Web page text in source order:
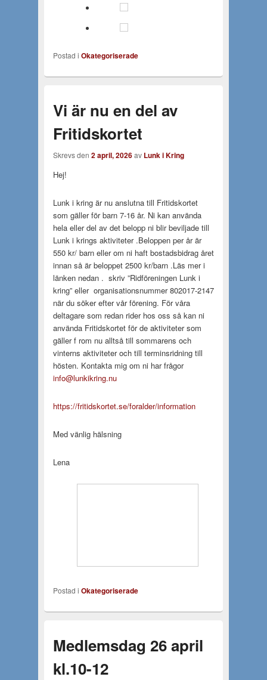
Postad i Okategoriserade
Vi är nu en del av
Fritidskortet
Skrevs den 2 april, 2026av Lunk i Kring
Hej!
Lunk i kring är nu anslutna till Fritidskortet
som gäller för barn 7-16 år. Ni kan använda
hela eller del av det belopp ni blir beviljade till
Lunk i krings aktiviteter .Beloppen per år är
550 kr/ barn eller om ni haft bostadsbidrag året
innan så är beloppet 2500 kr/barn .Läs mer i
länken nedan . skriv ”Ridföreningen Lunk i
kring” eller organisationsnummer 802017-2147
när du söker efter vår förening. För våra
deltagare som redan rider hos oss så kan ni
använda Fritidskortet för de aktiviteter som
gäller f rom nu alltså till sommarens och
vinterns aktiviteter och till terminsridning till
hösten. Kontakta mig om ni har frågor
info@lunkikring.nu
https://fritidskortet.se/foralder/information
Med vänlig hälsning
Lena
Postad i Okategoriserade
Medlemsdag 26 april
kl.10-12